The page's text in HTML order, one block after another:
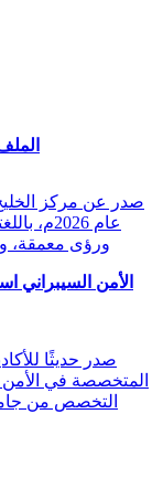
صدر عن مركز
عام
ورؤى معمقة،
الأمن السيبراني
المتخصصة في الأمن
التخصص من